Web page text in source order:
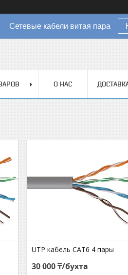
Сетевые кабели витая пара
О НАС
UTP кабель CAT6 4 пары
30 000 ₸/бухта